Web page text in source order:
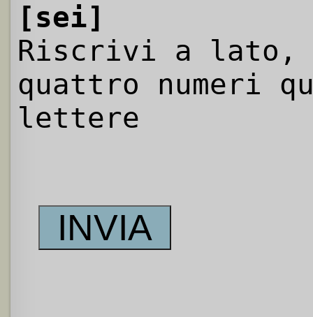
[sei]
Riscrivi a
quattro numeri
lettere